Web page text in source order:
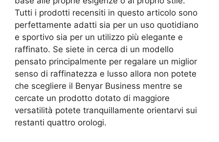
Tutti i prodotti recensiti in questo articolo sono
perfettamente adatti sia per un uso quotidiano
e sportivo sia per un utilizzo più elegante e
raffinato. Se siete in cerca di un modello
pensato principalmente per regalare un miglior
senso di raffinatezza e lusso allora non potete
che scegliere il Benyar Business mentre se
cercate un prodotto dotato di maggiore
versatilità potete tranquillamente orientarvi sui
restanti quattro orologi.